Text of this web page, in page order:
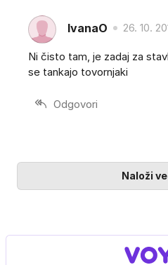
IvanaO 26. 10.
Ni čisto tam, je zadaj za
se tankajo tovornjaki
Odgovori
Naloži